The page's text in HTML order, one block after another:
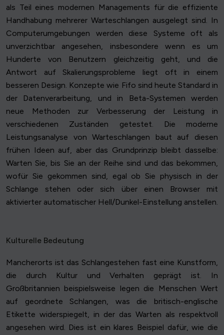
als Teil eines modernen Managements für die effiziente
Handhabung mehrerer Warteschlangen ausgelegt sind. In
Computerumgebungen werden diese Systeme oft als
unverzichtbar angesehen, insbesondere wenn es um
Hunderte von Benutzern gleichzeitig geht, und die
Antwort auf Skalierungsprobleme liegt oft in einem
besseren Design. Konzepte wie Fifo sind heute Standard in
der Datenverarbeitung, und in Beta-Systemen werden
neue Methoden zur Verbesserung der Leistung in
verschiedenen Zuständen getestet. Die moderne
Leistungsanalyse von Warteschlangen baut auf diesen
frühen Ideen auf, aber das Grundprinzip bleibt dasselbe:
Warten Sie, bis Sie an der Reihe sind und das bekommen,
wofür Sie gekommen sind, egal ob Sie physisch in der
Schlange stehen oder sich über einen Browser mit
aktivierter automatischer Hell/Dunkel-Einstellung anstellen.
Kulturelle Bedeutung
Mancherorts ist das Schlangestehen fast eine Kunstform,
die durch Kultur und Verhalten geprägt ist. In
Großbritannien beispielsweise legen die Menschen Wert
auf geordnete Schlangen, was die britisch-englische
Etikette widerspiegelt, in der das Warten als respektvoll
angesehen wird. Dies ist ein klares Beispiel dafür, wie die